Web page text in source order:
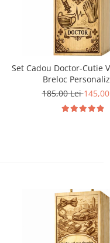
Set Cadou Doctor-Cutie
Breloc
185,00 Lei